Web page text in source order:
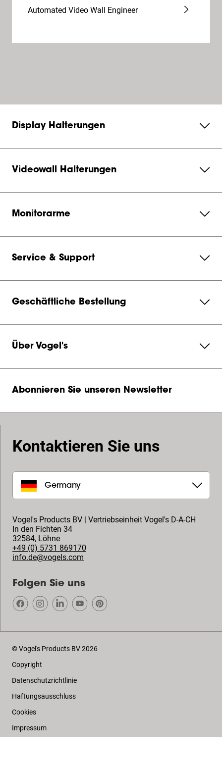
Automated Video Wall Engineer
Display Halterungen
Videowall Halterungen
Monitorarme
Service & Support
Geschäftliche Bestellung
Über Vogel's
Abonnieren Sie unseren Newsletter
Kontaktieren Sie uns
Germany
Vogel's Products BV | Vertriebseinheit Vogel's D-A-CH
In den Fichten 34
32584, Löhne
+49 (0) 5731 869170
info.de@vogels.com
Folgen Sie uns
© Vogel's Products BV2026
Copyright
Datenschutzrichtlinie
Haftungsausschluss
Cookies
Impressum